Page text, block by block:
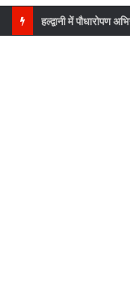
हल्द्वानी में पौधारोपण